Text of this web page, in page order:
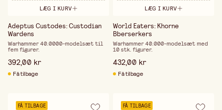
LÆG I KURV
Adeptus Custodes: Custodian
Wardens
Warhammer 40.0000-modelsæt til
fem figurer.
392,00 kr
Få tilbage
LÆG I KURV
World Eaters: Khorne
Bberserkers
Warhammer 40.000-modelsæt med
10 stk. figurer.
432,00 kr
Få tilbage
FÅ TILBAGE FÅ TILBAGE